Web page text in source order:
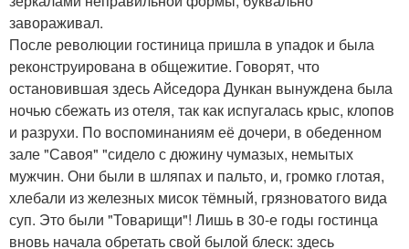
завораживал.
После революции гостиница пришла в упадок и была
реконструирована в общежитие. Говорят, что
остановившая здесь Айседора Дункан вынуждена была
ночью сбежать из отеля, так как испугалась крыс, клопов
и разрухи. По воспоминаниям её дочери, в обеденном
зале "Савоя" "сидело с дюжину чумазых, немытых
мужчин. Они были в шляпах и пальто, и, громко глотая,
хлебали из железных мисок тёмный, грязноватого вида
суп. Это были "Товарищи"! Лишь в 30-е годы гостинца
вновь начала обретать свой былой блеск: здесь